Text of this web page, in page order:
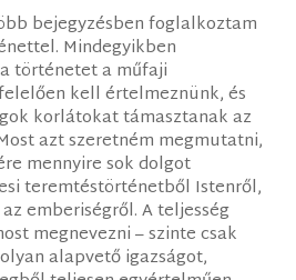
bejegyzésben foglalkoztam
Mindegyikben
történetet a műfaji
kell értelmeznünk, és
korlátokat támasztanak az
azt szeretném megmutatni,
mennyire sok dolgot
teremtéstörténetből Istenről,
emberiségről. A teljesség
megnevezni – szinte csak
alapvető igazságot,